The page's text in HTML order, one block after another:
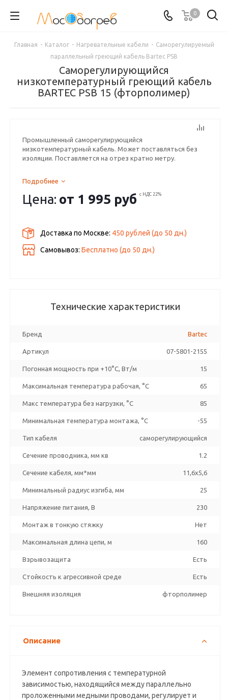
0
Главная - Каталог - Нагревательные кабели - Сaморегулируемый
параллельный греющий кабель Bartec PSB
Саморегулирующийся
низкотемпературный греющий кабель
BARTEC PSB 15 (фторполимер)
Промышленный саморегулирующийся
низкотемпературный кабель. Может поставляться без
изоляции. Поставляется на отрез кратно метру.
Подробнее
Цена: от 1 995 руб с НДС 22%
Доставка по Москве: 450 рублей (до 50 дн.)
Самовывоз:Бесплатно (до 50 дн.)
Технические характеристики
Бренд Bartec
Артикул 07-5801-2155
Погонная мощность при +10°С, Вт/м 15
Максимальная температура рабочая, °C 65
Макс температура без нагрузки, °C 85
Минимальная температура монтажа, °C -55
Тип кабеля саморегулирующийся
Сечение проводника, мм кв 1.2
Сечение кабеля, мм*мм 11,6x5,6
Минимальный радиус изгиба, мм 25
Напряжение питания, В 230
Монтаж в тонкую стяжку Нет
Максимальная длина цепи, м 160
Взрывозащита Есть
Стойкость к агрессивной среде Есть
Внешняя изоляция фторполимер
Описание
Элемент сопротивления с температурной
зависимостью, находящийся между параллельно
проложенными медными проводами, регулирует и